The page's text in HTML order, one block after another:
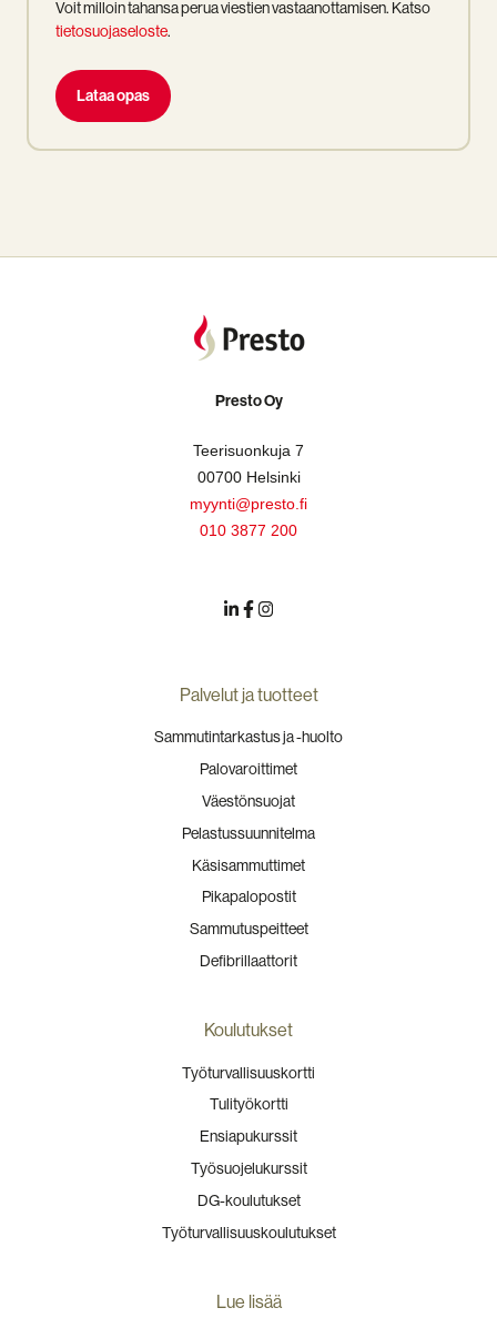
Voit milloin tahansa perua viestien vastaanottamisen. Katso
tietosuojaseloste.
Presto Oy
Teerisuonkuja 7
00700 Helsinki
myynti@presto.fi
010 3877 200
Palvelut ja tuotteet
Sammutintarkastus ja -huolto
Palovaroittimet
Väestönsuojat
Pelastussuunnitelma
Käsisammuttimet
Pikapalopostit
Sammutuspeitteet
Defibrillaattorit
Koulutukset
Työturvallisuuskortti
Tulityökortti
Ensiapukurssit
Työsuojelukurssit
DG-koulutukset
Työturvallisuuskoulutukset
Lue lisää